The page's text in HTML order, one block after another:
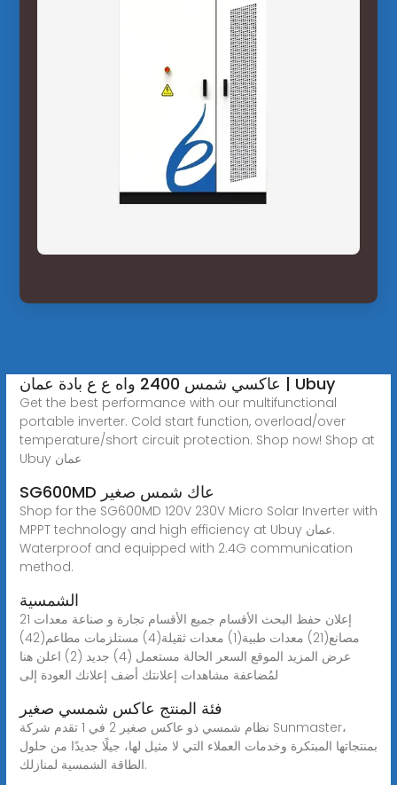
عاكسي شمس 2400 واه ع ع بادة عمان | Ubuy
Get the best performance with our multifunctional
portable inverter. Cold start function, overload/over
temperature/short circuit protection. Shop now! Shop at
Ubuy عمان
SG600MD عاك شمس صغير
Shop for the SG600MD 120V 230V Micro Solar Inverter with
MPPT technology and high efficiency at Ubuy عمان.
Waterproof and equipped with 2.4G communication
method.
الشمسية
21 إعلان حفظ البحث الأقسام جميع الأقسام تجارة و صناعة معدات
مصانع(21) معدات طبية(1) معدات ثقيلة(4) مستلزمات مطاعم(42)
عرض المزيد الموقع السعر الحالة مستعمل (4) جديد (2) اعلن هنا
لمُضاعفة مشاهدات إعلانتك أضف إعلانك العودة إلى
فئة المنتج عاكس شمسي صغير
نظام شمسي ذو عاكس صغير 2 في 1 تقدم شركة Sunmaster،
بمنتجاتها المبتكرة وخدمات العملاء التي لا مثيل لها، جيلًا جديدًا من حلول
الطاقة الشمسية لمنازلك.